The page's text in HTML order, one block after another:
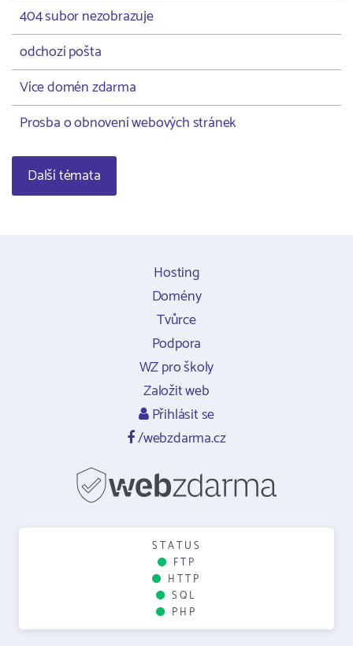
404 subor nezobrazuje
odchozí pošta
Více domén zdarma
Prosba o obnovení webových stránek
Další témata
Hosting
Domény
Tvůrce
Podpora
WZ pro školy
Založit web
Přihlásit se
/webzdarma.cz
STATUS
FTP
HTTP
SQL
PHP